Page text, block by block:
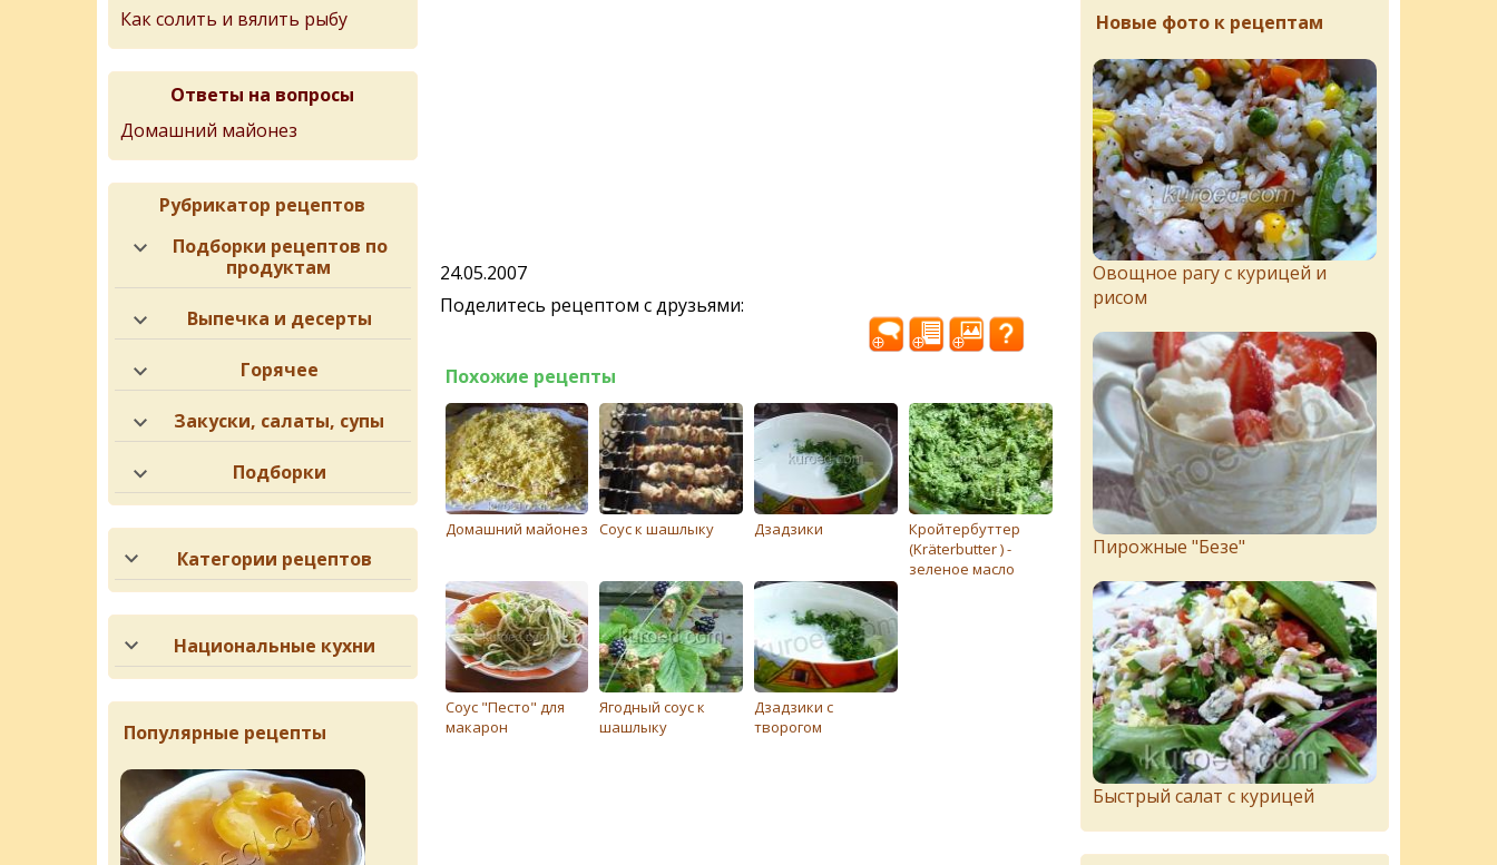
24.05.2007
Поделитесь рецептом с друзьями:
Похожие рецепты
Домашний майонез Соус к шашлыку Дзадзики
Кройтербуттер
(Kräterbutter ) -
зеленое масло
Соус "Песто" для
макарон
Ягодный соус к
шашлыку
Дзадзики с
творогом
Как солить и вялить рыбу
Ответы на вопросы
Домашний майонез
Рубрикатор рецептов
Подборки рецептов по
продуктам
Выпечка и десерты
Горячее
Закуски, салаты, супы
Подборки
Категории рецептов
Национальные кухни
Популярные рецепты
Новые фото к рецептам
Овощное рагу с курицей и
рисом
Пирожныe "Бeзe"
Быстрый салат с курицей